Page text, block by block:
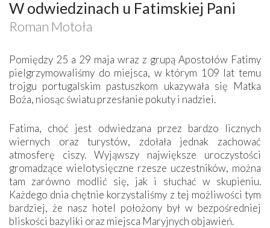
W odwiedzinach u Fatimskiej Pani
Roman Motoła
Pomiędzy 25 a 29 maja wraz z grupą Apostołów Fatimy
pielgrzymowaliśmy do miejsca, w którym 109 lat temu
trojgu portugalskim pastuszkom ukazywała się Matka
Boża, niosąc światu przesłanie pokuty i nadziei.
Fatima, choć jest odwiedzana przez bardzo licznych
wiernych oraz turystów, zdołała jednak zachować
atmosferę ciszy. Wyjąwszy największe uroczystości
gromadzące wielotysięczne rzesze uczestników, można
tam zarówno modlić się, jak i słuchać w skupieniu.
Każdego dnia chętnie korzystaliśmy z tej możliwości tym
bardziej, że nasz hotel położony był w bezpośredniej
bliskości bazyliki oraz miejsca Maryjnych objawień.